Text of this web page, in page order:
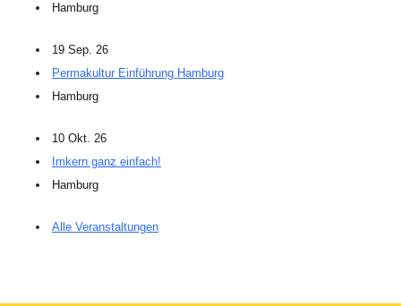
Hamburg
19 Sep. 26
Permakultur Einführung Hamburg
Hamburg
10 Okt. 26
Imkern ganz einfach!
Hamburg
Alle Veranstaltungen